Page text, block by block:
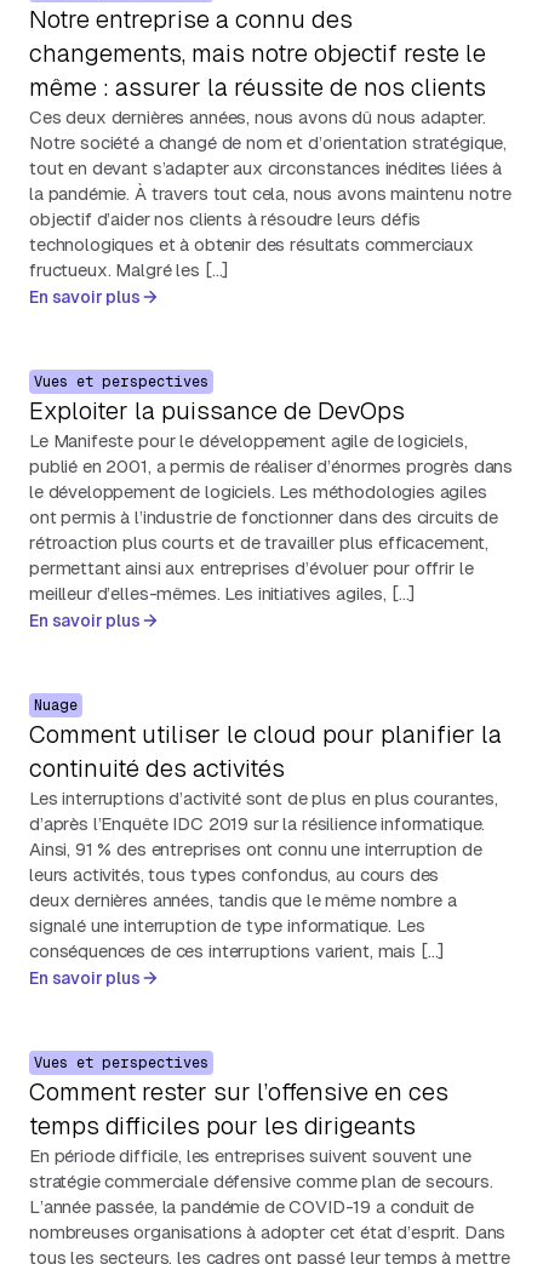
Notre entreprise a connu des
changements, mais notre objectif reste le
même : assurer la réussite de nos clients
Ces deux dernières années, nous avons dû nous adapter.
Notre société a changé de nom et d’orientation stratégique,
tout en devant s’adapter aux circonstances inédites liées à
la pandémie. À travers tout cela, nous avons maintenu notre
objectif d’aider nos clients à résoudre leurs défis
technologiques et à obtenir des résultats commerciaux
fructueux. Malgré les […]
En savoir plus
Vues et perspectives
Exploiter la puissance de DevOps
Le Manifeste pour le développement agile de logiciels,
publié en 2001, a permis de réaliser d’énormes progrès dans
le développement de logiciels. Les méthodologies agiles
ont permis à l’industrie de fonctionner dans des circuits de
rétroaction plus courts et de travailler plus efficacement,
permettant ainsi aux entreprises d’évoluer pour offrir le
meilleur d’elles-mêmes. Les initiatives agiles, […]
En savoir plus
Nuage
Comment utiliser le cloud pour planifier la
continuité des activités
Les interruptions d’activité sont de plus en plus courantes,
d’après l’Enquête IDC 2019 sur la résilience informatique.
Ainsi, 91 % des entreprises ont connu une interruption de
leurs activités, tous types confondus, au cours des
deux dernières années, tandis que le même nombre a
signalé une interruption de type informatique. Les
conséquences de ces interruptions varient, mais […]
En savoir plus
Vues et perspectives
Comment rester sur l’offensive en ces
temps difficiles pour les dirigeants
En période difficile, les entreprises suivent souvent une
stratégie commerciale défensive comme plan de secours.
L’année passée, la pandémie de COVID-19 a conduit de
nombreuses organisations à adopter cet état d’esprit. Dans
tous les secteurs, les cadres ont passé leur temps à mettre